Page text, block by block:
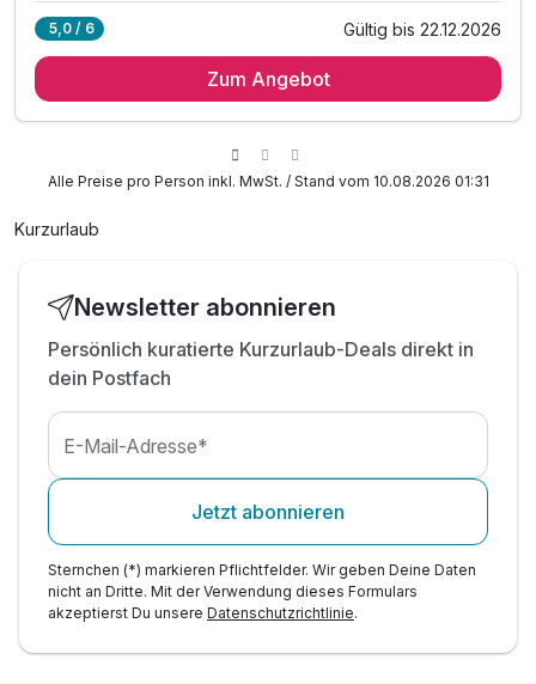
3 x reichhaltiges Frühstück & vitales Mittagessen
inkl. Nutzung der Aqua Wellness Welt
inkl. Sportanimation (Gymnastik, Yoga, Aqua)
5,0 / 6 Gültig bis 22.12.2026
Zum Angebot
Alle Preise pro Person inkl. MwSt. / Stand vom 10.08.2026 01:31
Kurzurlaub
Newsletter abonnieren
Persönlich kuratierte Kurzurlaub-Deals direkt in
dein Postfach
E-Mail-Adresse*
Jetzt abonnieren
Sternchen (*) markieren Pflichtfelder. Wir geben Deine Daten
nicht an Dritte. Mit der Verwendung dieses Formulars
akzeptierst Du unsere Datenschutzrichtlinie.